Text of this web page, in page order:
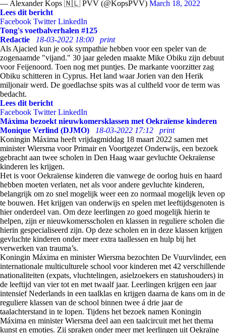
— Alexander Kops 🇳🇱 PVV (@KopsPVV) March 18, 2022
Lees dit bericht
Facebook Twitter LinkedIn
Tong's voetbalverhalen #125
Redactie
18-03-2022 18:00
print
Als Ajacied kun je ook sympathie hebben voor een speler van de
zogenaamde "vijand." 30 jaar geleden maakte Mike Obiku zijn debuut
voor Feijenoord. Toen nog met puntjes. De markante voorzitter zag
Obiku schitteren in Cyprus. Het land waar Jorien van den Herik
miljonair werd. De goedlachse spits was al cultheld voor de term was
bedacht.
Lees dit bericht
Facebook Twitter LinkedIn
Máxima bezoekt nieuwkomersklassen met Oekraïense kinderen
Monique Verlind (DJMO)
18-03-2022 17:12
print
Koningin Máxima heeft vrijdagmiddag 18 maart 2022 samen met
minister Wiersma voor Primair en Voortgezet Onderwijs, een bezoek
gebracht aan twee scholen in Den Haag waar gevluchte Oekraïense
kinderen les krijgen.
Het is voor Oekraïense kinderen die vanwege de oorlog huis en haard
hebben moeten verlaten, net als voor andere gevluchte kinderen,
belangrijk om zo snel mogelijk weer een zo normaal mogelijk leven op
te bouwen. Het krijgen van onderwijs en spelen met leeftijdsgenoten is
hier onderdeel van. Om deze leerlingen zo goed mogelijk hierin te
helpen, zijn er nieuwkomersscholen en klassen in reguliere scholen die
hierin gespecialiseerd zijn. Op deze scholen en in deze klassen krijgen
gevluchte kinderen onder meer extra taallessen en hulp bij het
verwerken van trauma’s.
Koningin Máxima en minister Wiersma bezochten De Vuurvlinder, een
internationale multiculturele school voor kinderen met 42 verschillende
nationaliteiten (expats, vluchtelingen, asielzoekers en statushouders) in
de leeftijd van vier tot en met twaalf jaar. Leerlingen krijgen een jaar
intensief Nederlands in een taalklas en krijgen daarna de kans om in de
reguliere klassen van de school binnen twee á drie jaar de
taalachterstand in te lopen. Tijdens het bezoek namen Koningin
Máxima en minister Wiersma deel aan een taalcircuit met het thema
kunst en emoties. Zij spraken onder meer met leerlingen uit Oekraïne